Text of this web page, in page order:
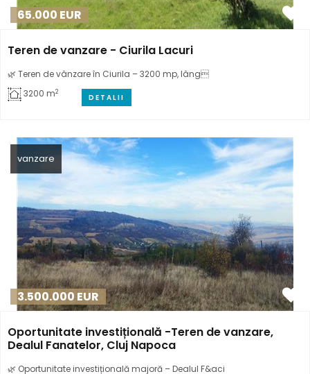
65.000 EUR
Teren de vanzare - Ciurila Lacuri
🌿 Teren de vânzare în Ciurila – 3200 mp, lâng
3200 m2
DETALII
vanzare
3.500.000 EUR
Oportunitate investițională -Teren de vanzare,
Dealul Fanatelor, Cluj Napoca
🌿 Oportunitate investițională majoră – Dealul F&aci